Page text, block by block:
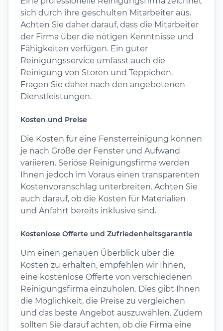
sich durch ihre geschulten Mitarbeiter aus.
Achten Sie daher darauf, dass die Mitarbeiter
der Firma über die nötigen Kenntnisse und
Fähigkeiten verfügen. Ein guter
Reinigungsservice umfasst auch die
Reinigung von Storen und Teppichen.
Fragen Sie daher nach den angebotenen
Dienstleistungen.
Kosten und Preise
Die Kosten für eine Fensterreinigung können
je nach Größe der Fenster und Aufwand
variieren. Seriöse Reinigungsfirma werden
Ihnen jedoch im Voraus einen transparenten
Kostenvoranschlag unterbreiten. Achten Sie
auch darauf, ob die Kosten für Materialien
und Anfahrt bereits inklusive sind.
Kostenlose Offerte und Zufriedenheitsgarantie
Um einen genauen Überblick über die
Kosten zu erhalten, empfehlen wir Ihnen,
eine kostenlose Offerte von verschiedenen
Reinigungsfirma einzuholen. Dies gibt Ihnen
die Möglichkeit, die Preise zu vergleichen
und das beste Angebot auszuwählen. Zudem
sollten Sie darauf achten, ob die Firma eine